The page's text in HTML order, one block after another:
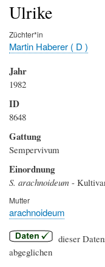
Ulrike
Züchter*in
Martin Haberer ( D )
Jahr
1982
ID
8648
Gattung
Sempervivum
Einordnung
S. arachnoideum -
Mutter
arachnoideum
dieser
abgeglichen